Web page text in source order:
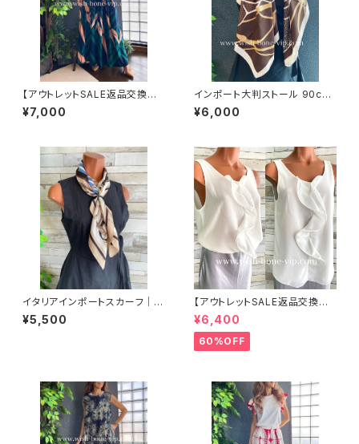
【アウトレットSALE返品交換不
可8/20まで】ボタニカルプリント
Vネック＆バックシャーリング イ
イビー＆グリーン
¥7,000
インポート大判ストール 90cm
大判スクエア Silk Feeling お
しゃれスカーフ/ブラウン
¥6,000
イタリアインポートスカーフ｜小
さめツヤスカーフ・SILK風 バッ
グスカーフ/ブルーストライプ・チ
¥5,500
【アウトレットSALE返品交換不
可8/20まで】イタリア製 CASA
DEILUCA ITALY｜前フリル＆B
IGフリルトップス /ホワイト
¥6,400
60%OFF